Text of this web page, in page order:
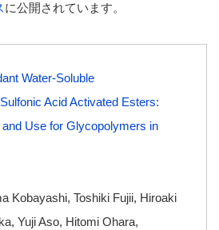
に公開されています。
Water-Soluble
Acid Activated Esters:
Use for Glycopolymers in
Kobayashi, Toshiki Fujii, Hiroaki
Yuji Aso, Hitomi Ohara,